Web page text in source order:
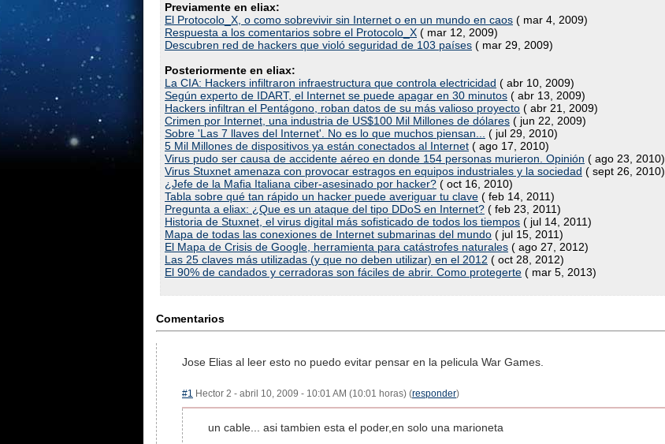
Previamente en eliax:
El Protocolo_X, o como sobrevivir sin Internet o en un mundo en caos ( mar 4, 2009)
Respuesta a los comentarios sobre el Protocolo_X ( mar 12, 2009)
Descubren red de hackers que violó seguridad de 103 países ( mar 29, 2009)
Posteriormente en eliax:
La CIA: Hackers infiltraron infraestructura que controla electricidad ( abr 10, 2009)
Según experto de IDART, el Internet se puede apagar en 30 minutos ( abr 13, 2009)
Hackers infiltran el Pentágono, roban datos de su más valioso proyecto ( abr 21, 2009)
Crimen por Internet, una industria de US$100 Mil Millones de dólares ( jun 22, 2009)
Sobre 'Las 7 llaves del Internet'. No es lo que muchos piensan...
( jul 29, 2010)
5 Mil Millones de dispositivos ya están conectados al Internet ( ago 17, 2010)
Virus pudo ser causa de accidente aéreo en donde 154 personas murieron. Opinión ( ago 23, 2010)
Virus Stuxnet amenaza con provocar estragos en equipos industriales y la sociedad ( sept 26, 2010)
¿Jefe de la Mafia Italiana ciber-asesinado por hacker? ( oct 16, 2010)
Tabla sobre qué tan rápido un hacker puede averiguar tu clave ( feb 14, 2011)
Pregunta a eliax: ¿Que es un ataque del tipo DDoS en Internet? ( feb 23, 2011)
Historia de Stuxnet, el virus digital más sofisticado de todos los tiempos ( jul 14, 2011)
Mapa de todas las conexiones de Internet submarinas del mundo ( jul 15, 2011)
El Mapa de Crisis de Google, herramienta para catástrofes naturales ( ago 27, 2012)
Las 25 claves más utilizadas (y que no deben utilizar) en el 2012 ( oct 28, 2012)
El 90% de candados y cerradoras son fáciles de abrir. Como protegerte ( mar 5, 2013)
Comentarios
Jose Elias al leer esto no puedo evitar pensar en la pelicula War Games.
#1 Hector 2 - abril 10, 2009 - 10:01 AM (10:01 horas) (responder)
un cable... asi tambien esta el poder,en solo una marioneta